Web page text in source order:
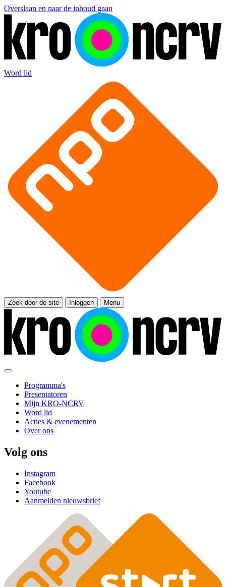
Overslaan en naar de inhoud gaan
Word lid
Zoek door de site Inloggen Menu
Programma's
Presentatoren
Mijn KRO-NCRV
Word lid
Acties & evenementen
Over ons
Volg ons
Instagram
Facebook
Youtube
Aanmelden nieuwsbrief